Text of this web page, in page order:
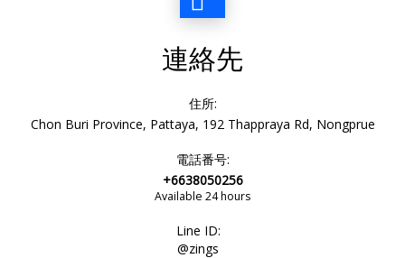
連絡先
住所:
Chon Buri Province, Pattaya, 192 Thappraya Rd, Nongprue
電話番号:
+6638050256
Available 24 hours
Line ID:
@zings